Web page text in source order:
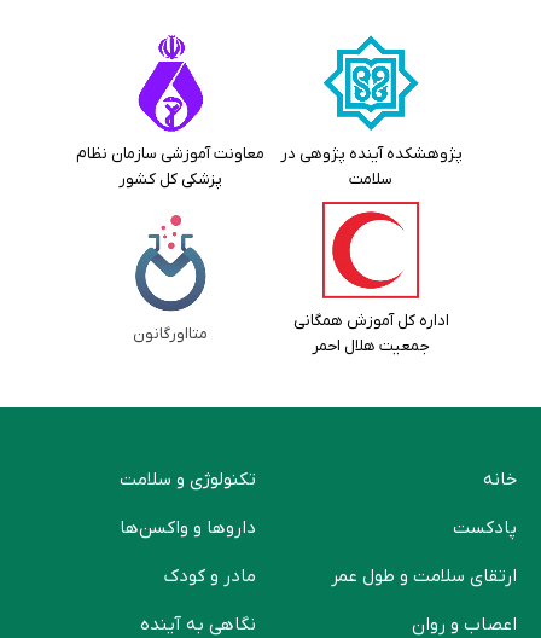
پژوهشکده آینده پژوهی در
سلامت
معاونت آموزشی سازمان نظام
پزشکی کل کشور
اداره کل آموزش همگانی
جمعیت هلال احمر
متااورگانون
خانه
پادکست
ارتقای سلامت و طول عمر
اعصاب و روان
تکنولوژی و سلامت
دارو‌ها و واکسن‌ها
مادر و کودک
نگاهی به آینده